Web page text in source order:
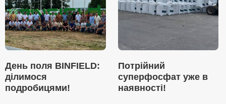
День поля BINFIELD:
ділимося
подробицями!
Потрійний
суперфосфат уже в
наявності!